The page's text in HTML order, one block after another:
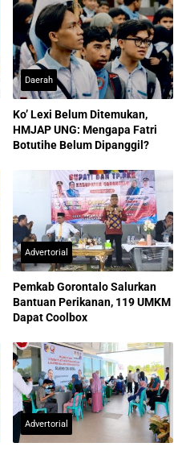
Daerah
Ko’ Lexi Belum Ditemukan,
HMJAP UNG: Mengapa Fatri
Botutihe Belum Dipanggil?
Advertorial
Pemkab Gorontalo Salurkan
Bantuan Perikanan, 119 UMKM
Dapat Coolbox
Advertorial